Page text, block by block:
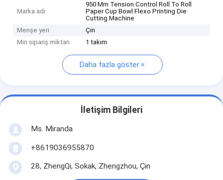
Marka adı
950 Mm Tension Control Roll To Roll
Paper Cup Bowl Flexo Printing Die
Cutting Machine
Menşe yeri
Çin
Min sipariş miktarı
1 takım
Daha fazla göster
İletişim Bilgileri
Ms. Miranda
+8619036955870
28, ZhengQi, Sokak, Zhengzhou, Çin